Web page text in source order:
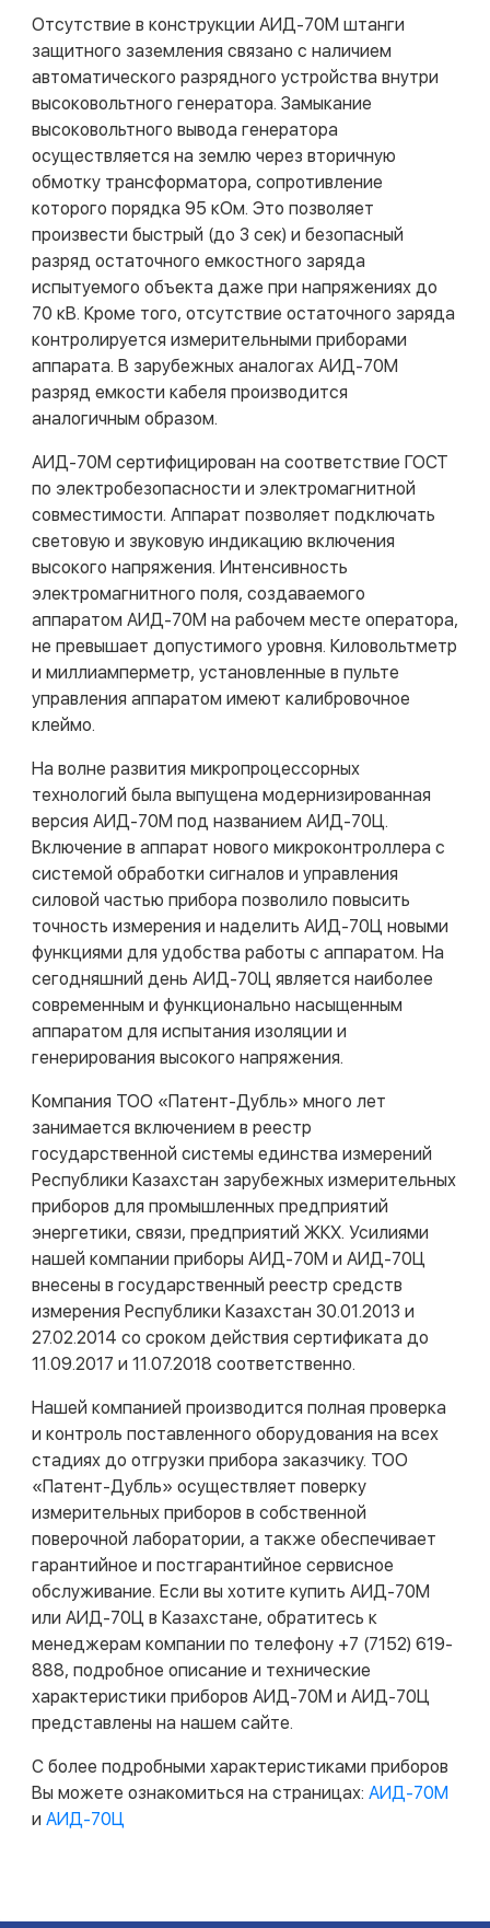
Отсутствие в конструкции АИД-70М штанги
защитного заземления связано с наличием
автоматического разрядного устройства внутри
высоковольтного генератора. Замыкание
высоковольтного вывода генератора
осуществляется на землю через вторичную
обмотку трансформатора, сопротивление
которого порядка 95 кОм. Это позволяет
произвести быстрый (до 3 сек) и безопасный
разряд остаточного емкостного заряда
испытуемого объекта даже при напряжениях до
70 кВ. Кроме того, отсутствие остаточного заряда
контролируется измерительными приборами
аппарата. В зарубежных аналогах АИД-70М
разряд емкости кабеля производится
аналогичным образом.
АИД-70М сертифицирован на соответствие ГОСТ
по электробезопасности и электромагнитной
совместимости. Аппарат позволяет подключать
световую и звуковую индикацию включения
высокого напряжения. Интенсивность
электромагнитного поля, создаваемого
аппаратом АИД-70М на рабочем месте оператора,
не превышает допустимого уровня. Киловольтметр
и миллиамперметр, установленные в пульте
управления аппаратом имеют калибровочное
клеймо.
На волне развития микропроцессорных
технологий была выпущена модернизированная
версия АИД-70М под названием АИД-70Ц.
Включение в аппарат нового микроконтроллера с
системой обработки сигналов и управления
силовой частью прибора позволило повысить
точность измерения и наделить АИД-70Ц новыми
функциями для удобства работы с аппаратом. На
сегодняшний день АИД-70Ц является наиболее
современным и функционально насыщенным
аппаратом для испытания изоляции и
генерирования высокого напряжения.
Компания ТОО «Патент-Дубль» много лет
занимается включением в реестр
государственной системы единства измерений
Республики Казахстан зарубежных измерительных
приборов для промышленных предприятий
энергетики, связи, предприятий ЖКХ. Усилиями
нашей компании приборы АИД-70М и АИД-70Ц
внесены в государственный реестр средств
измерения Республики Казахстан 30.01.2013 и
27.02.2014 со сроком действия сертификата до
11.09.2017 и 11.07.2018 соответственно.
Нашей компанией производится полная проверка
и контроль поставленного оборудования на всех
стадиях до отгрузки прибора заказчику. ТОО
«Патент-Дубль» осуществляет поверку
измерительных приборов в собственной
поверочной лаборатории, а также обеспечивает
гарантийное и постгарантийное сервисное
обслуживание. Если вы хотите купить АИД-70М
или АИД-70Ц в Казахстане, обратитесь к
менеджерам компании по телефону +7 (7152) 619-
888, подробное описание и технические
характеристики приборов АИД-70М и АИД-70Ц
представлены на нашем сайте.
С более подробными характеристиками приборов
Вы можете ознакомиться на страницах: АИД-70М
и АИД-70Ц